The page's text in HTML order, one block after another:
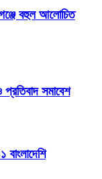
বহুল আলোচিত
প্রতিবাদ সমাবেশ